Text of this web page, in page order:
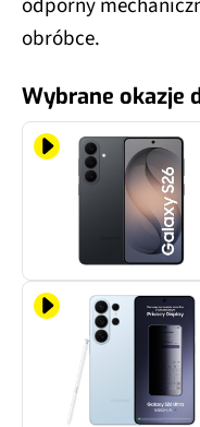
W przeszłości
w zależności od
Starsze modele z
CFRP, bo
tytan
kolei nowsze i
Galaxy Z Fold SE
stawiały na tytan
odporny
obróbce.
Wybrane okazje